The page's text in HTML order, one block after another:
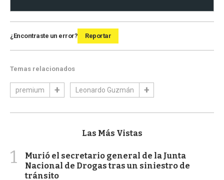
¿Encontraste un error? Reportar
Temas relacionados
premium Leonardo Guzmán
Las Más Vistas
1
Murió el secretario general de la Junta
Nacional de Drogas tras un siniestro de
tránsito